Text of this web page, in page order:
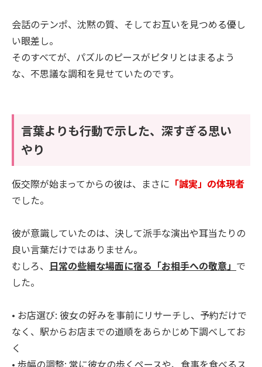
会話のテンポ、沈黙の質、そしてお互いを見つめる優し
い眼差し。
そのすべてが、パズルのピースがピタリとはまるよう
な、不思議な調和を見せていたのです。
言葉よりも行動で示した、深すぎる思い
やり
仮交際が始まってからの彼は、まさに 「誠実」の体現者
でした。
彼が意識していたのは、決して派手な演出や耳当たりの
良い言葉だけではありません。
むしろ、 日常の些細な場面に宿る「お相手への敬意」 で
した。
• お店選び: 彼女の好みを事前にリサーチし、予約だけで
なく、駅からお店までの道順をあらかじめ下調べしてお
く
• 歩幅の調整: 常に彼女の歩くペースや、食事を食べるス